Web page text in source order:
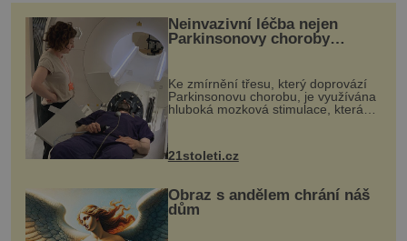
Neinvazivní léčba nejen
Parkinsonovy choroby
Ke zmírnění třesu, který doprovází
Parkinsonovu chorobu, je využívána
hluboká mozková stimulace, která
však vyžaduje vysoce invazivní
zákrok. Ultrazvuk zase není vhodný
k dostatečně přesnému zacílení ...
21stoleti.cz
Obraz s andělem chrání náš
dům